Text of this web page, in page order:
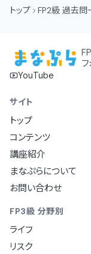
トップ FP2級 過去問
YouTube
サイト
トップ
コンテンツ
講座紹介
まなぷらについて
お問い合わせ
FP3級 分野別
ライフ
リスク